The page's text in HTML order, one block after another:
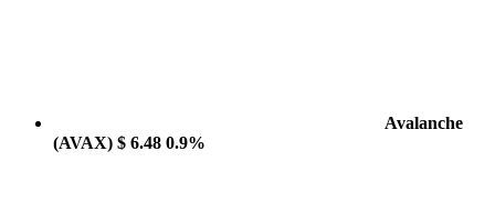
Avalanche
(AVAX) $ 6.48 0.9%